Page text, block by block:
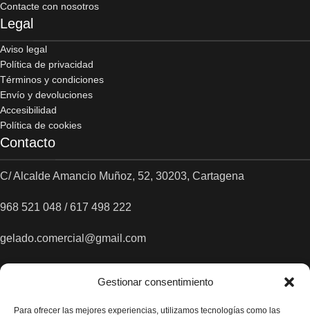
Gestionar consentimiento
Para ofrecer las mejores experiencias, utilizamos tecnologías como las
Contacte con nosotros
Legal
Aviso legal
Política de privacidad
Términos y condiciones
Envío y devoluciones
Accesibilidad
Política de cookies
Contacto
C/ Alcalde Amancio Muñoz, 52, 30203, Cartagena
968 521 048 / 617 498 222
gelado.comercial@gmail.com